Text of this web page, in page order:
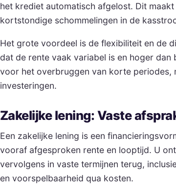
het krediet automatisch afgelost. Dit
kortstondige schommelingen in de
Het grote voordeel is de flexibiliteit en de
dat de rente vaak variabel is en hoger
voor het overbruggen van korte periodes,
investeringen.
Zakelijke lening: Vaste
Een zakelijke lening is een
vooraf afgesproken rente en looptijd. U
vervolgens in vaste termijnen terug,
en voorspelbaarheid qua kosten.